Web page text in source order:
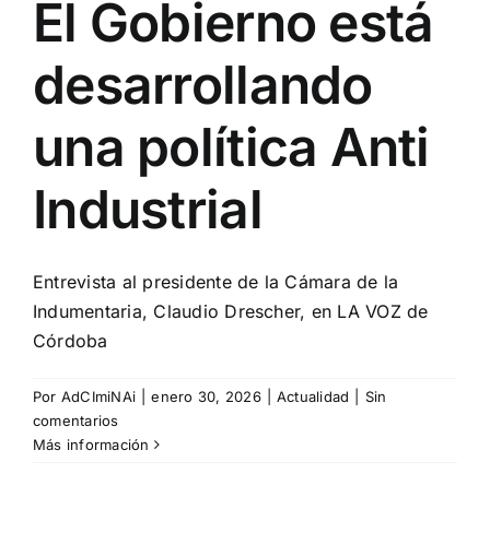
El Gobierno está
desarrollando
una política Anti
Industrial
Entrevista al presidente de la Cámara de la
Indumentaria, Claudio Drescher, en LA VOZ de
Córdoba
Por AdCImiNAi enero 30, 2026 Actualidad
Sin
comentarios
Más información